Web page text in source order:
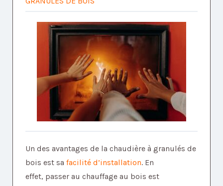
Un des avantages de la chaudière à granulés de
bois est sa facilité d’installation. En
effet, passer au chauffage au bois est